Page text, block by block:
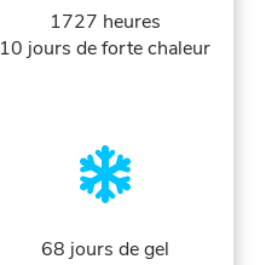
1727 heures
10 jours de forte chaleur
68 jours de gel